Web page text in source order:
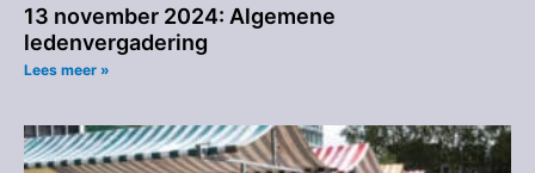
13 november 2024: Algemene
ledenvergadering
Lees meer »